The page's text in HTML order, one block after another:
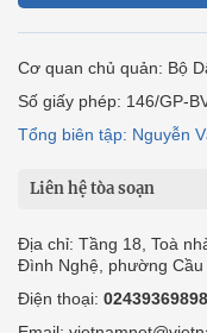
Cơ quan chủ quản: Bộ
Số giấy phép: 146/GP-
Tổng biên tập: Nguyễn
Liên hệ tòa soạn
Địa chỉ: Tầng 18, Toà
Đình Nghệ, phường Cầu
Điện thoại: 02439369898